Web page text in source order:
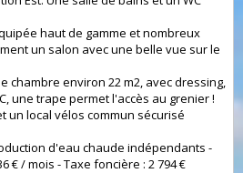
haut de gamme et nombreux
un salon avec une belle vue sur le
chambre environ 22 m2, avec dressing,
une trape permet l'accès au grenier !
un local vélos commun sécurisé
d'eau chaude indépendants -
€ / mois - Taxe foncière : 2 794 €